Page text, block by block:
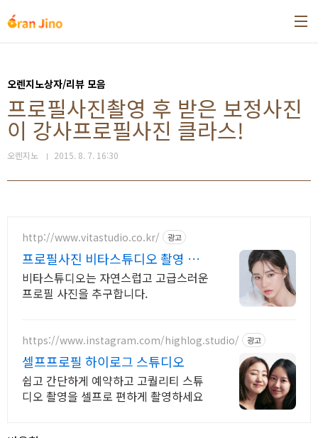
오렌지노상자/리뷰 모음
프로필사진촬영 후 받은 보정사진
이 강사프로필사진 클라스!
오렌지노 2015. 8. 7. 16:30
http://www.vitastudio.co.kr/ 광고
프로필사진 비타스튜디오 촬영 당
일 1:1 사진수정
비타스튜디오는 자연스럽고 고급스러운
프로필 사진을 추구합니다.
https://www.instagram.com/highlog.studio/ 광고
셀프프로필 하이로그 스튜디오
쉽고 간단하게 예약하고 고퀄리티 스튜
디오 촬영을 셀프로 편하게 촬영하세요